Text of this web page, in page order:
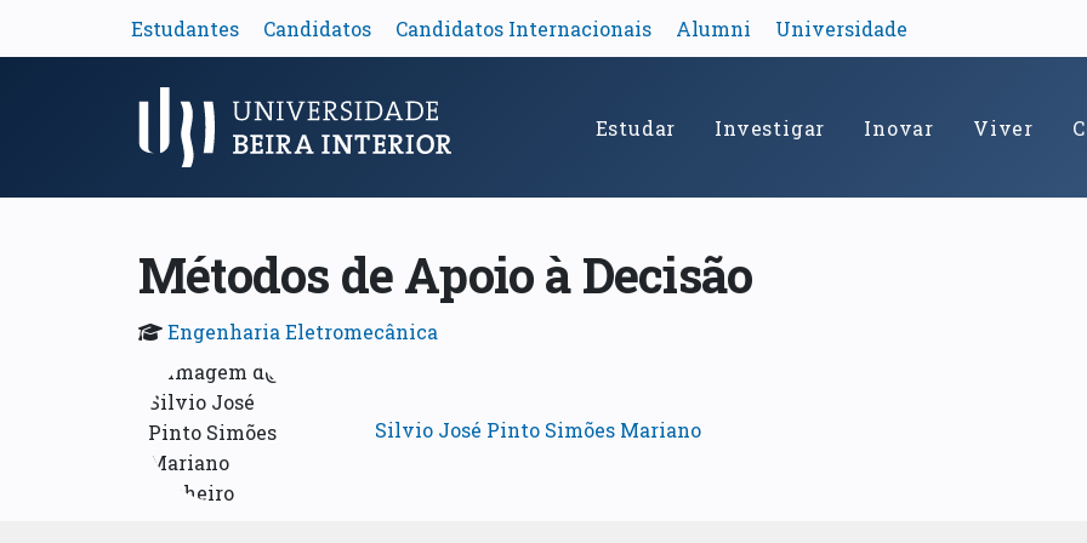
Estudantes Candidatos Candidatos Internacionais Alumni Universidade
Menu Principal Estudar Investigar Inovar Viver
Métodos de Apoio à Decisão
Engenharia Eletromecânica
Silvio José Pinto Simões Mariano